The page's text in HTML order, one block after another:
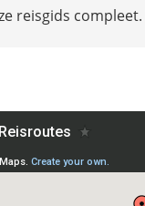
reisgids compleet.